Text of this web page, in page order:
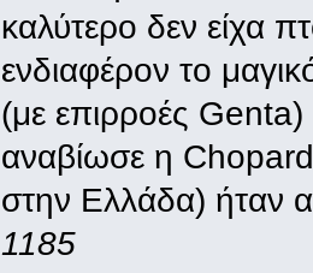
καλύτερο δεν είχα
ενδιαφέρον το
(με επιρροές
αναβίωσε η
στην Ελλάδα) ήταν
1185